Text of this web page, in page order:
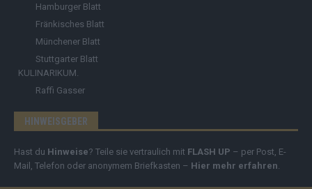
Hamburger Blatt
Fränkisches Blatt
Münchener Blatt
Stuttgarter Blatt
KULINARIKUM.
Raffi Gasser
HINWEISGEBER
Hast du Hinweise? Teile sie vertraulich mit FLASH UP – per Post, E-
Mail, Telefon oder anonymem Briefkasten – Hier mehr erfahren